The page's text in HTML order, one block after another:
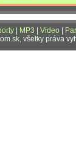
MP3 Video
všetky práva